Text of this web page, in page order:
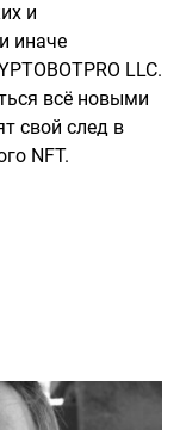
и
иначе
LLC.
всё новыми
свой след в
NFT.